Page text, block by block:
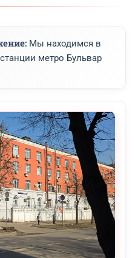
Мы находимся в
метро Бульвар